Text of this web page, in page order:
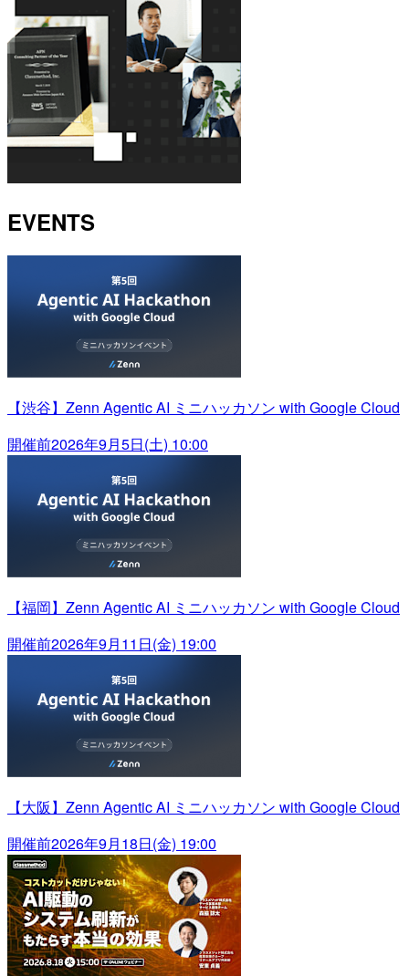
EVENTS
【渋谷】Zenn Agentic AI ミニハッカソン with Google Cloud
開催前2026年9月5日(土) 10:00
【福岡】Zenn Agentic AI ミニハッカソン with Google Cloud
開催前2026年9月11日(金) 19:00
【大阪】Zenn Agentic AI ミニハッカソン with Google Cloud
開催前2026年9月18日(金) 19:00